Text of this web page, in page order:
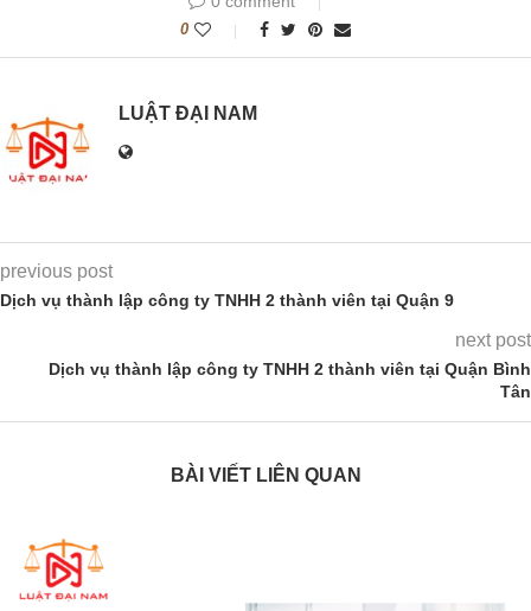
0
LUẬT ĐẠI NAM
previous post
Dịch vụ thành lập công ty TNHH 2 thành viên tại Quận 9
next post
Dịch vụ thành lập công ty TNHH 2 thành viên tại Quận Bình
Tân
BÀI VIẾT LIÊN QUAN